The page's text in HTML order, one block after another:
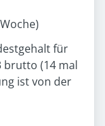
für
brutto (14 mal
ist von der